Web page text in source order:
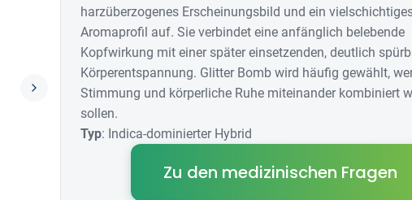
harzüberzogenes Erscheinungsbild und ein
Aromaprofil auf. Sie verbindet eine anfänglich belebende
Kopfwirkung mit einer später einsetzenden, deutlich
Körperentspannung. Glitter Bomb wird häufig gewählt,
Stimmung und körperliche Ruhe miteinander kombiniert
sollen.
Typ: Indica-dominierter Hybrid
Zu den medizinischen Fragen